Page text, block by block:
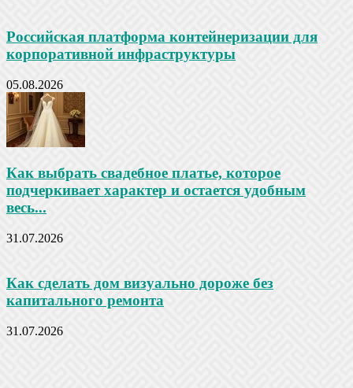
Российская платформа контейнеризации для
корпоративной инфраструктуры
05.08.2026
Как выбрать свадебное платье, которое
подчеркивает характер и остается удобным
весь...
31.07.2026
Как сделать дом визуально дороже без
капитального ремонта
31.07.2026